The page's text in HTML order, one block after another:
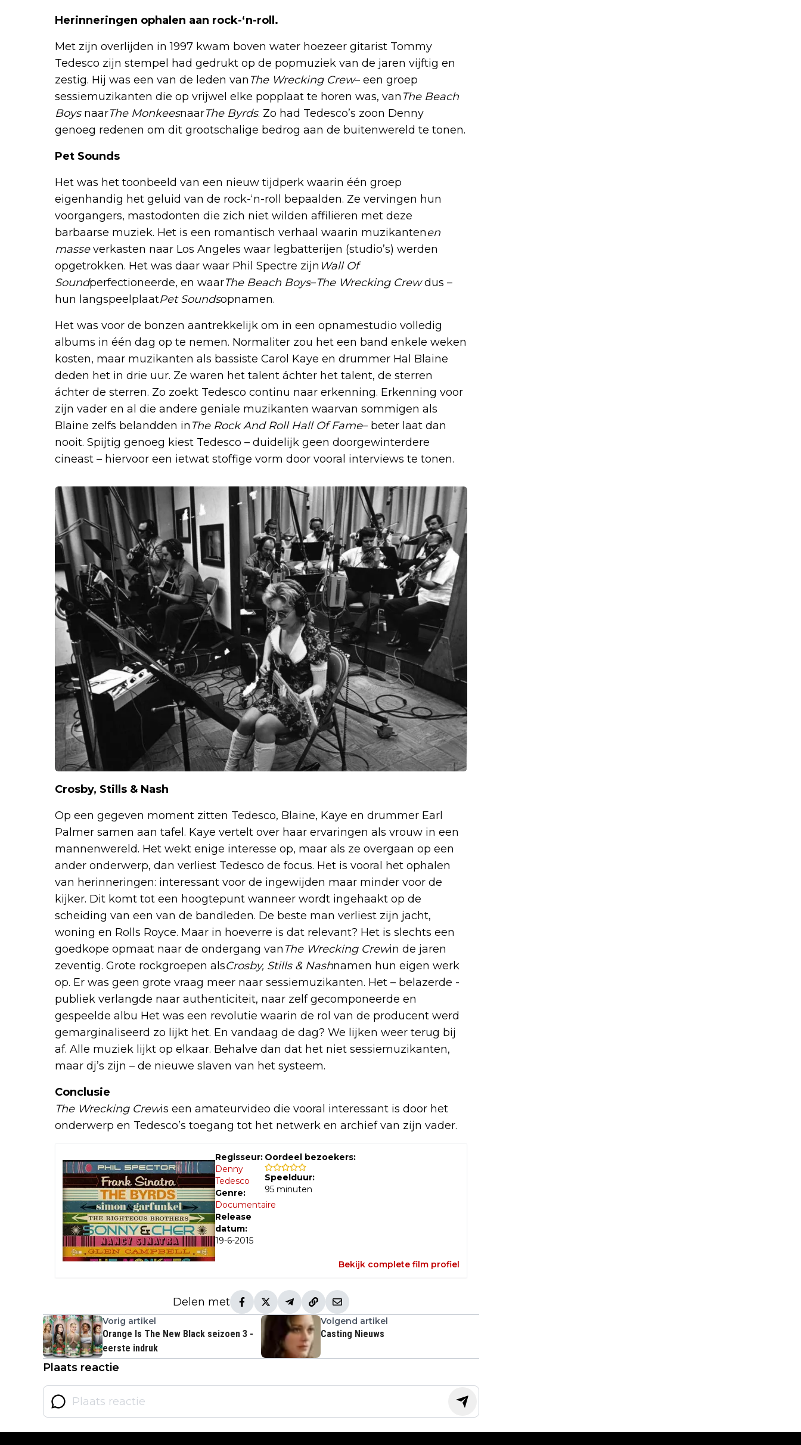
Herinneringen ophalen aan rock-‘n-roll.
Met zijn overlijden in 1997 kwam boven water hoezeer gitarist Tommy
Tedesco zijn stempel had gedrukt op de popmuziek van de jaren vijftig en
zestig. Hij was een van de leden van The Wrecking Crew– een groep
sessiemuzikanten die op vrijwel elke popplaat te horen was, van The Beach
Boys naarThe MonkeesnaarThe Byrds. Zo had Tedesco’s zoon Denny
genoeg redenen om dit grootschalige bedrog aan de buitenwereld te tonen.
Pet Sounds
Het was het toonbeeld van een nieuw tijdperk waarin één groep
eigenhandig het geluid van de rock-‘n-roll bepaalden. Ze vervingen hun
voorgangers, mastodonten die zich niet wilden affiliëren met deze
barbaarse muziek. Het is een romantisch verhaal waarin muzikantenen
masseverkasten naar Los Angeles waar legbatterijen (studio’s) werden
opgetrokken. Het was daar waar Phil Spectre zijn Wall Of
Soundperfectioneerde, en waarThe Beach Boys–The Wrecking Crewdus –
hun langspeelplaatPet Soundsopnamen.
Het was voor de bonzen aantrekkelijk om in een opnamestudio volledig
albums in één dag op te nemen. Normaliter zou het een band enkele weken
kosten, maar muzikanten als bassiste Carol Kaye en drummer Hal Blaine
deden het in drie uur. Ze waren het talent áchter het talent, de sterren
áchter de sterren. Zo zoekt Tedesco continu naar erkenning. Erkenning voor
zijn vader en al die andere geniale muzikanten waarvan sommigen als
Blaine zelfs belandden in The Rock And Roll Hall Of Fame– beter laat dan
nooit. Spijtig genoeg kiest Tedesco – duidelijk geen doorgewinterdere
cineast – hiervoor een ietwat stoffige vorm door vooral interviews te tonen.
Crosby, Stills & Nash
Op een gegeven moment zitten Tedesco, Blaine, Kaye en drummer Earl
Palmer samen aan tafel. Kaye vertelt over haar ervaringen als vrouw in een
mannenwereld. Het wekt enige interesse op, maar als ze overgaan op een
ander onderwerp, dan verliest Tedesco de focus. Het is vooral het ophalen
van herinneringen: interessant voor de ingewijden maar minder voor de
kijker. Dit komt tot een hoogtepunt wanneer wordt ingehaakt op de
scheiding van een van de bandleden. De beste man verliest zijn jacht,
woning en Rolls Royce. Maar in hoeverre is dat relevant? Het is slechts een
goedkope opmaat naar de ondergang van The Wrecking Crewin de jaren
zeventig. Grote rockgroepen alsCrosby, Stills & Nashnamen hun eigen werk
op. Er was geen grote vraag meer naar sessiemuzikanten. Het – belazerde -
publiek verlangde naar authenticiteit, naar zelf gecomponeerde en
gespeelde albu Het was een revolutie waarin de rol van de producent werd
gemarginaliseerd zo lijkt het. En vandaag de dag? We lijken weer terug bij
af. Alle muziek lijkt op elkaar. Behalve dan dat het niet sessiemuzikanten,
maar dj’s zijn – de nieuwe slaven van het systeem.
Conclusie
The Wrecking Crewis een amateurvideo die vooral interessant is door het
onderwerp en Tedesco’s toegang tot het netwerk en archief van zijn vader.
Regisseur:
Denny
Tedesco
Genre:
Documentaire
Release
datum:
19-6-2015
Oordeel bezoekers:
Speelduur:
95 minuten
Bekijk complete film profiel
Delen met
Vorig artikel
Orange Is The New Black seizoen 3 -
eerste indruk
Volgend artikel
Casting Nieuws
Plaats reactie